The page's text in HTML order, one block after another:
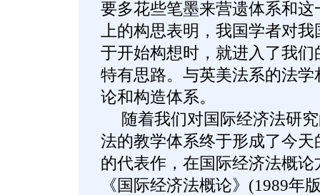
要多花些笔墨来营遗体系和
上的构思表明，我国学者对
于开始构想时，就进入了我
特有思路。与英美法系的法
论和构造体系。
随着我们对国际经济法研究
法的教学体系终于形成了今
的代表作，在国际经济法概
《国际经济法概论》(1989年